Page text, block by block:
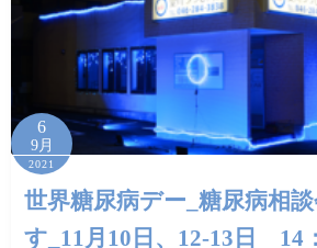
6
9月
2021
世界糖尿病デー_糖尿病相
す_11月10日、12-13日 14